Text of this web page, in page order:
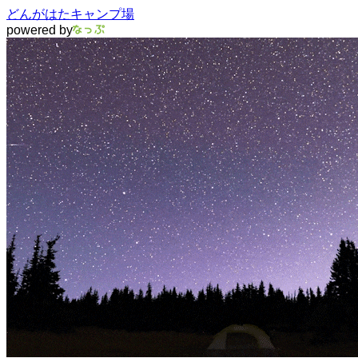
どんがはたキャンプ場
powered by